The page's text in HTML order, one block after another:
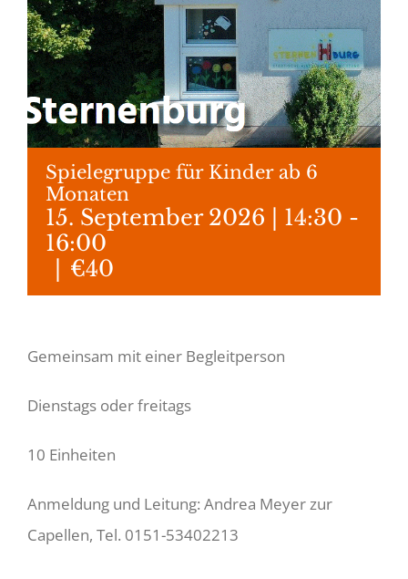
Spielegruppe für Kinder ab 6
Monaten
15. September 2026 | 14:30 -
16:00
€40
Gemeinsam mit einer Begleitperson
Dienstags oder freitags
10 Einheiten
Anmeldung und Leitung: Andrea Meyer zur
Capellen, Tel. 0151-53402213